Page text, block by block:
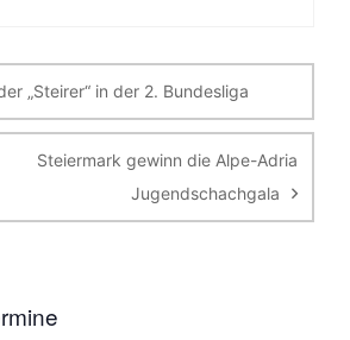
„Steirer“ in der 2. Bundesliga
Steiermark gewinn die Alpe-Adria
Jugendschachgala